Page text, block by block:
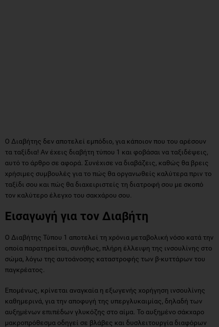
Ο Διαβήτης δεν αποτελεί εμπόδιο, για κάποιον που του αρέσουν
τα ταξίδια! Αν έχεις διαβήτη τύπου 1 και φοβάσαι να ταξιδέψεις,
αυτό το άρθρο σε αφορά. Συνέχισε να διαβάζεις, καθώς θα βρεις
χρήσιμες συμβουλές για το πώς θα οργανωθείς καλύτερα πριν το
ταξίδι σου και πώς θα διαχειριστείς τη διατροφή σου με σκοπό
τον καλύτερο έλεγχο του σακχάρου σου.
Εισαγωγή για τον Διαβήτη
Ο Διαβήτης Τύπου 1 αποτελεί τη χρόνια μεταβολική νόσο κατά την
οποία παρατηρείται, συνήθως, πλήρη έλλειψη της ινσουλίνης στο
σώμα, λόγω της αυτοάνοσης καταστροφής των β-κυττάρων του
παγκρέατος.
Επομένως, κρίνεται αναγκαία η εξωγενής χορήγηση ινσουλίνης
καθημερινά, για την αποφυγή της υπεργλυκαιμίας, δηλαδή των
αυξημένων επιπέδων γλυκόζης στο αίμα. Το αυξημένο σάκχαρο
μακροπρόθεσμα οδηγεί σε βλάβες και δυσλειτουργία διαφόρων